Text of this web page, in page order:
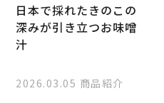
日本で採れたきのこの
深みが引き立つお味噌
汁
2026.03.05 商品紹介